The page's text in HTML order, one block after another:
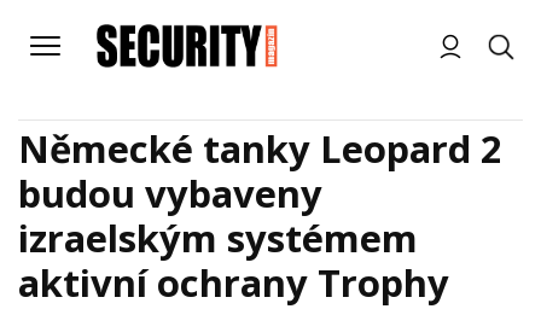
Německé tanky Leopard 2
budou vybaveny
izraelským systémem
aktivní ochrany Trophy